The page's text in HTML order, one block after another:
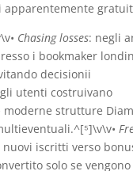
Chasing losses: negli
i bookmaker
decision​​​​ii
gli utenti costruivano
strutture
nuovi iscritti verso
solo se vengono